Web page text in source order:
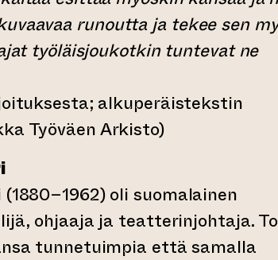
runoutta ja tekee sen
työläisjoukotkin tuntevat ne
alkuperäistekstin
Työväen Arkisto)
oli suomalainen
ohjaaja ja teatterinjohtaja.
tunnetuimpia että samalla